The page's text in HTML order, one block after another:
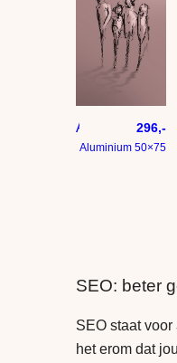
296,-
Aluminium 50×75
SEO: beter
SEO staat voor
het erom dat